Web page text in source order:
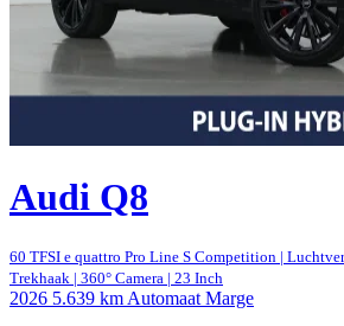
Audi Q8
60 TFSI e quattro Pro Line S Competition |
Trekhaak | 360° Camera | 23 Inch
2026 5.639 km Automaat Marge